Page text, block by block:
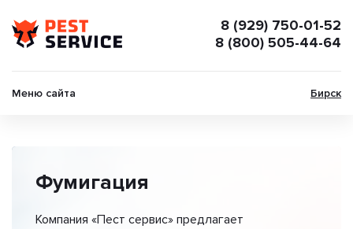
8 (929) 750-01-52
8 (800) 505-44-64
Меню сайта Бирск
Фумигация
Компания «Пест сервис» предлагает